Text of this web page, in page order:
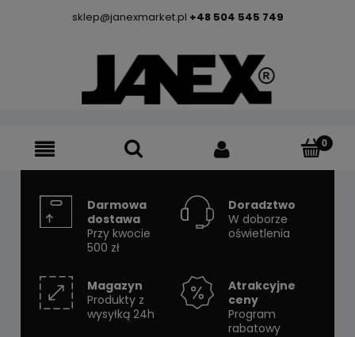
sklep@janexmarket.pl +48 504 545 749
Darmowa
dostawa
Przy kwocie
500 zł
Doradztwo
W doborze
oświetlenia
Magazyn
Produkty z
wysyłką 24h
Atrakcyjne
ceny
Program
rabatowy